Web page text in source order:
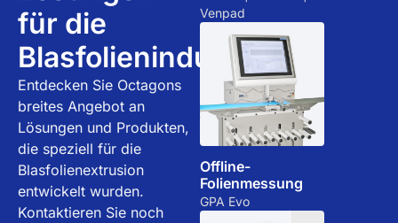
für die
Blasfolienindustrie
Entdecken Sie Octagons
breites Angebot an
Lösungen und Produkten,
die speziell für die
Blasfolienextrusion
entwickelt wurden.
Kontaktieren Sie noch
Venpad
Offline-
Folienmessung
GPA Evo